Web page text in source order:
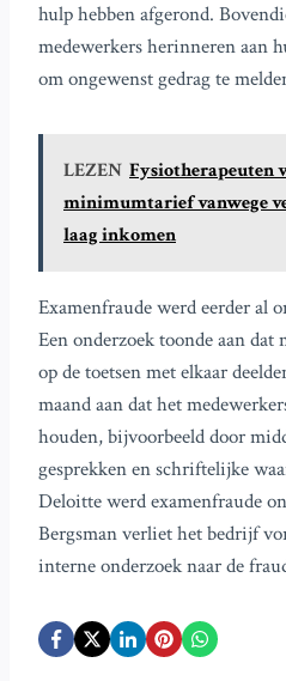
hulp hebben afgerond.
medewerkers herinneren aan
om ongewenst gedrag te
LEZEN Fysiotherapeuten
minimumtarief vanwege
laag inkomen
Examenfraude werd eerder al
Een onderzoek toonde aan dat
op de toetsen met elkaar
maand aan dat het
houden, bijvoorbeeld door
gesprekken en schriftelijke
Deloitte werd examenfraude
Bergsman verliet het bedrijf
interne onderzoek naar de